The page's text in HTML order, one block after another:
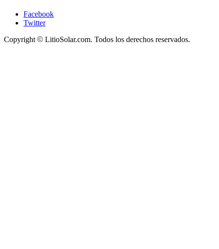
Facebook
Twitter
Copyright © LitioSolar.com. Todos los derechos reservados.